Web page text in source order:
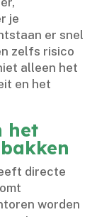
je
er snel
zelfs risico
alleen het
en het
het
directe
worden